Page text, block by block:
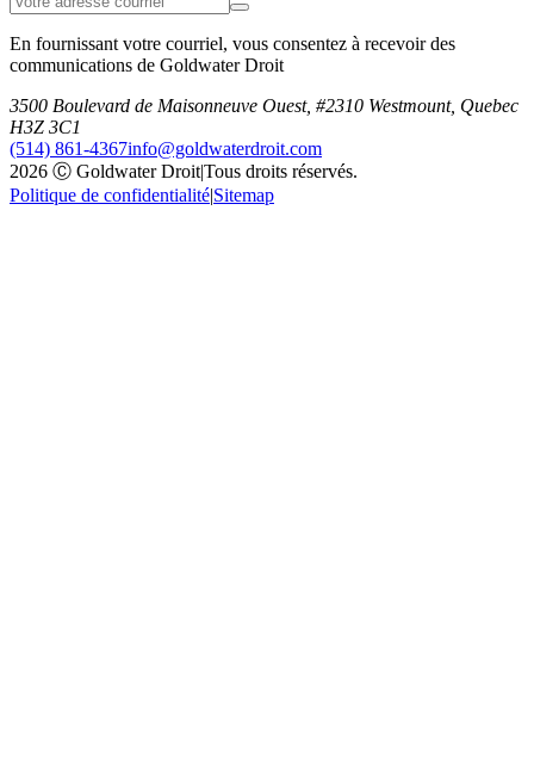
En fournissant votre courriel, vous consentez à recevoir des
communications de Goldwater Droit
3500 Boulevard de Maisonneuve Ouest, #2310 Westmount, Quebec
H3Z 3C1
(514) 861-4367info@goldwaterdroit.com
2026 Ⓒ Goldwater Droit|Tous droits réservés.
Politique de confidentialité|Sitemap